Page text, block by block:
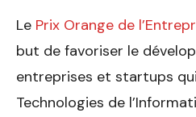
Le Prix Orange de
but de favoriser le
entreprises et startups
Technologies de